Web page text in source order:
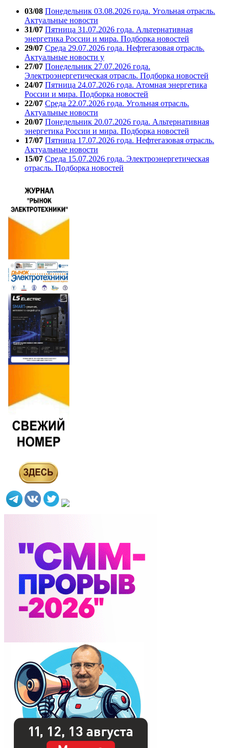
03/08 Понедельник 03.08.2026 года. Угольная отрасль.
Актуальные новости
31/07 Пятница 31.07.2026 года. Альтернативная
энергетика России и мира. Подборка новостей
29/07 Среда 29.07.2026 года. Нефтегазовая отрасль.
Актуальные новости у
27/07 Понедельник 27.07.2026 года.
Электроэнергетическая отрасль. Подборка новостей
24/07 Пятница 24.07.2026 года. Атомная энергетика
России и мира. Подборка новостей
22/07 Среда 22.07.2026 года. Угольная отрасль.
Актуальные новости
20/07 Понедельник 20.07.2026 года. Альтернативная
энергетика России и мира. Подборка новостей
17/07 Пятница 17.07.2026 года. Нефтегазовая отрасль.
Актуальные новости
15/07 Среда 15.07.2026 года. Электроэнергетическая
отрасль. Подборка новостей